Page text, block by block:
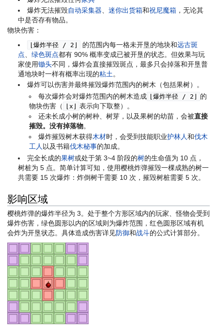
爆炸无法摧毁自动采集器 、迷你出货箱和祝尼魔箱 ，无论其
中是否存有物品。
物块伤害：
⌊爆炸半径 / 2⌋ 的范围内每一格未开垦的地块和远古斑
点、绿色斑点都有 90% 概率变成已被开垦的状态。但效果与玩
家使用锄头不同，爆炸会直接摧毁斑点，最多只会掉落和开垦普
通地块时一样有概率出现的粘土。
爆炸可以伤害并最终摧毁爆炸范围内的树木（包括果树）。
每次爆炸会对爆炸范围内的树木造成 ⌊爆炸半径 / 2⌋ 的
物块伤害（
⌊x⌋ 表示向下取整）。
还未长成小树的树种、树芽，以及果树的幼苗，会被直接
摧毁。没有掉落物。
爆炸摧毁树木获得木材时，会受到技能职业护林人和伐木
工人 以及书籍伐木秘事的加成。
完全长成的果树或处于第 3~4 阶段的树的生命值为 10 点，
树桩为 5 点。简单计算可知，使用樱桃炸弹摧毁一棵成熟的树一
共需要 15 次爆炸：炸倒树干需要 10 次，摧毁树桩需要 5 次。
影响区域
樱桃炸弹的爆炸半径为 3。处于整个方形区域内的玩家、怪物会受到
爆炸伤害，绿色圆形以内的区域则为爆炸范围，红色圆形区域有机
会炸为开垦状态。具体造成伤害详见防御和战斗的公式计算部分。